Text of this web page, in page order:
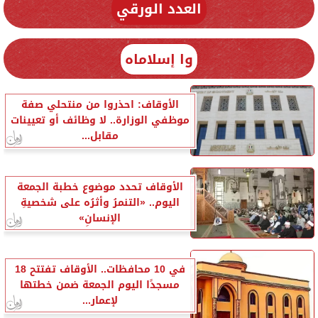
العدد الورقي
وا إسلاماه
الأوقاف: احذروا من منتحلي صفة
موظفي الوزارة.. لا وظائف أو تعيينات
مقابل...
الأوقاف تحدد موضوع خطبة الجمعة
اليوم.. «التنمرُ وأثرُه على شخصيةِ
الإنسانِ»
في 10 محافظات.. الأوقاف تفتتح 18
مسجدًا اليوم الجمعة ضمن خطتها
لإعمار...